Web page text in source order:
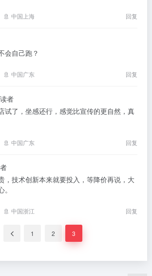
中国上海 回复
会自己跑？
中国广东 回复
读者
试了，坐感还行，感觉比宣传的更自然，真
中国广东 回复
，技术创新本来就要投入，等降价再说，大
中国浙江 回复
1 2 3